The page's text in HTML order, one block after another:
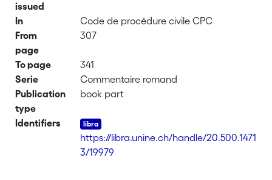
issued
In
Code de procédure civile CPC
From
page
307
To page
341
Serie
Commentaire romand
Publication
type
book part
Identifiers
https://libra.unine.ch/handle/20.500.1471
3/19979